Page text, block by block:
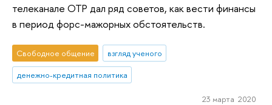
телеканале ОТР дал ряд советов, как вести финансы
в период форс-мажорных обстоятельств.
Свободное общение
взгляд ученого
денежно-кредитная политика
23 марта 2020